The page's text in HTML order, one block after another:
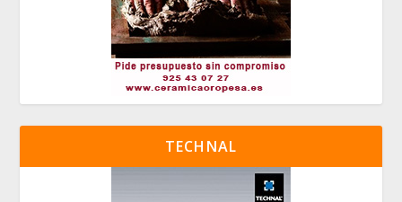
TECHNAL